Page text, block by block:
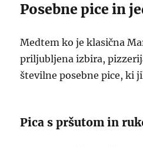
Posebne pice in
Medtem ko je klasična
priljubljena izbira,
številne posebne pice, ki
Pica s pršutom in